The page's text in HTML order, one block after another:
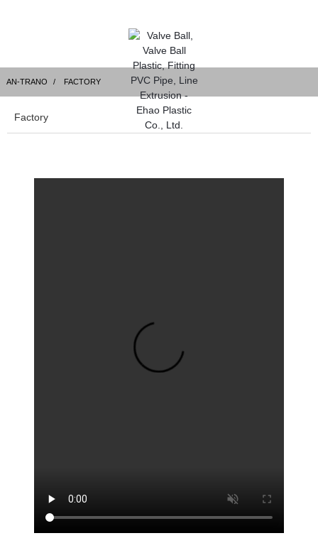
AN-TRANO FACTORY
Factory